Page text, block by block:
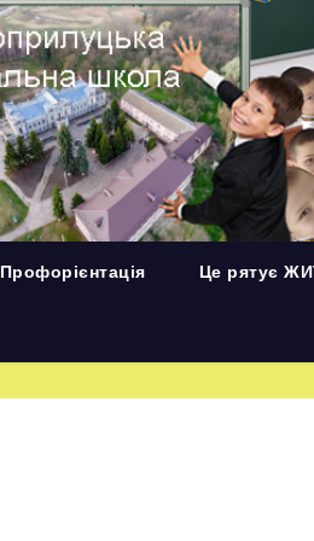
Профорієнтація Це рятує